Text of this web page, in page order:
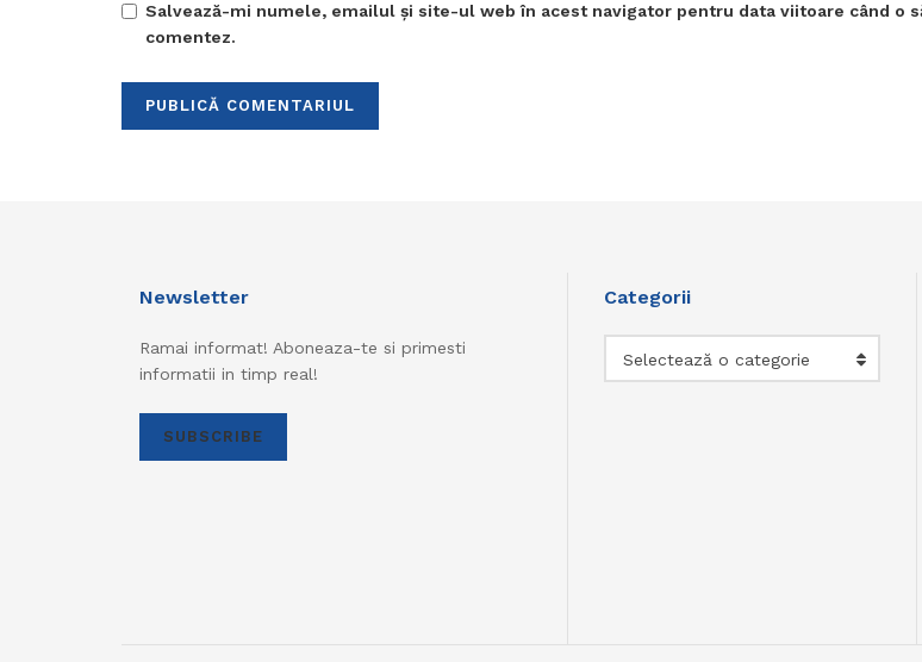
Salvează-mi numele, emailul și site-ul web în acest navigator pentru data viitoare când o
comentez.
Newsletter
Ramai informat! Aboneaza-te si primesti
informatii in timp real!
SUBSCRIBE
Categorii
Selectează o categorie